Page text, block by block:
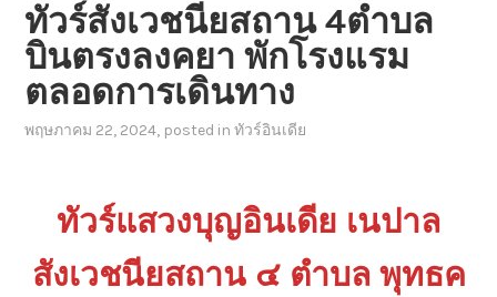
ทัวร์สังเวชนียสถาน 4ตำบล
บินตรงลงคยา พักโรงแรม
ตลอดการเดินทาง
พฤษภาคม 22, 2024, posted inทัวร์อินเดีย
ทัวร์แสวงบุญอินเดีย เนปาล
สังเวชนียสถาน ๔ ตำบล พุทธค